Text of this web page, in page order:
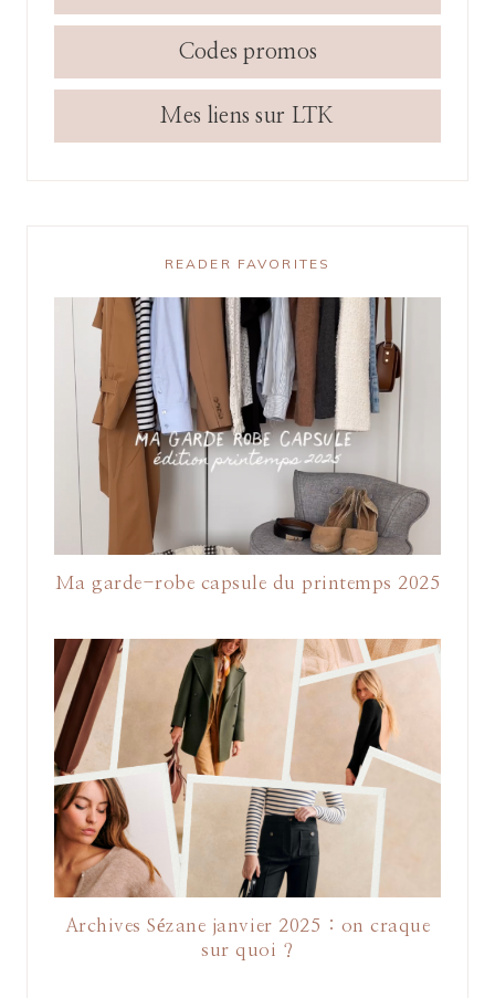
Codes promos
Mes liens sur LTK
READER FAVORITES
Ma garde-robe capsule du printemps 2025
Archives Sézane janvier 2025 : on craque
sur quoi ?